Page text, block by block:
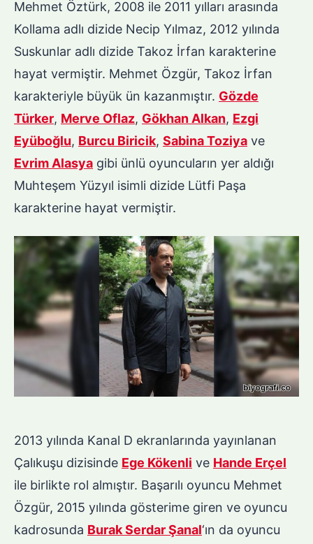
Mehmet Öztürk, 2008 ile 2011 yılları arasında
Kollama adlı dizide Necip Yılmaz, 2012 yılında
Suskunlar adlı dizide Takoz İrfan karakterine
hayat vermiştir. Mehmet Özgür, Takoz İrfan
karakteriyle büyük ün kazanmıştır. Gözde
Türker, Merve Oflaz, Gökhan Alkan, Ezgi
Eyüboğlu, Burcu Biricik, Sabina Toziya ve
Evrim Alasya gibi ünlü oyuncuların yer aldığı
Muhteşem Yüzyıl isimli dizide Lütfi Paşa
karakterine hayat vermiştir.
2013 yılında Kanal D ekranlarında yayınlanan
Çalıkuşu dizisinde Ege Kökenli ve Hande Erçel
ile birlikte rol almıştır. Başarılı oyuncu Mehmet
Özgür, 2015 yılında gösterime giren ve oyuncu
kadrosunda Burak Serdar Şanal‘ın da oyuncu